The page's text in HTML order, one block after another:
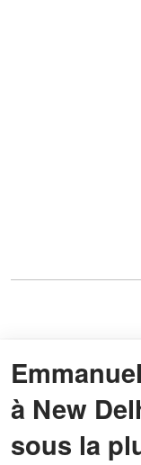
à New
sous la